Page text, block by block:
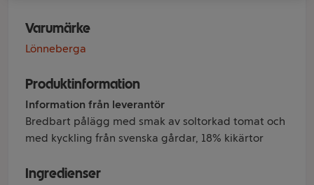
Varumärke
Lönneberga
Produktinformation
Information från leverantör
Bredbart pålägg med smak av soltorkad tomat och
med kyckling från svenska gårdar, 18% kikärtor
Ingredienser